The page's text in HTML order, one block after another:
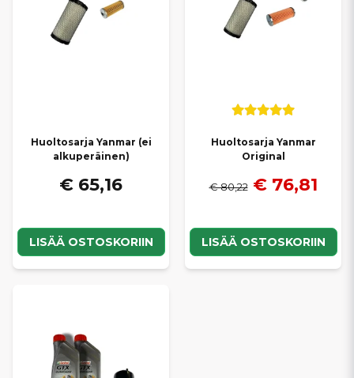
Huoltosarja Yanmar (ei
alkuperäinen)
€ 65,16
LISÄÄ OSTOSKORIIN
Huoltosarja Yanmar
Original
€ 80,22 € 76,81
LISÄÄ OSTOSKORIIN